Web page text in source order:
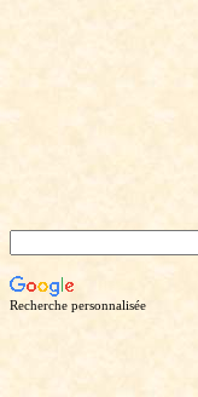
Recherche personnalisée